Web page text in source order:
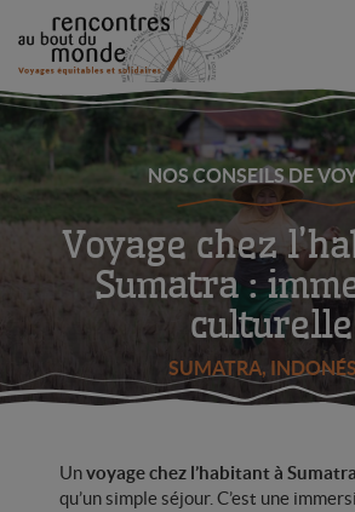
à
navigation
au
contenu
Mon espace
Notre éthique
Nos destinations
Conseils d’experts
Infos et actus
Voyages à découvrir
NOS CONSEILS DE
Voyage chez
Sumatra :
culturelle
SUMATRA,
Unvoyage chez l’habitant à Sumatra
qu’un simple séjour. C’est une